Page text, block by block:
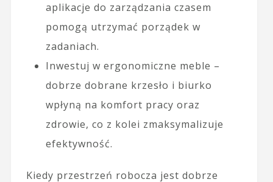
aplikacje do zarządzania czasem
pomogą utrzymać porządek w
zadaniach.
Inwestuj w ergonomiczne meble –
dobrze dobrane krzesło i biurko
wpłyną na komfort pracy oraz
zdrowie, co z kolei zmaksymalizuje
efektywność.
Kiedy przestrzeń robocza jest dobrze